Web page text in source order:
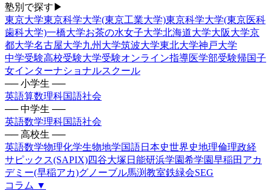
塾別で探す ▶
東京大学東京科学大学(東京工業大学)東京科学大学(東京医科
歯科大学)一橋大学お茶の水女子大学北海道大学大阪大学京
都大学名古屋大学九州大学筑波大学東北大学神戸大学
中学受験高校受験大学受験オンライン指導医学部受験帰国子
女インターナショナルスクール
── 小学生 ──
英語算数理科国語社会
── 中学生 ──
英語数学理科国語社会
── 高校生 ──
英語数学物理化学生物地学国語日本史世界史地理倫理政経
サピックス(SAPIX)四谷大塚 日能研浜学園希学園早稲田アカ
デミー(早稲アカ)グノーブル馬渕教室鉄緑会SEG
コラム ▼